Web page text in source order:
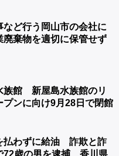
など行う岡山市の会社に
棄物を適切に保管せず
族館 新屋島水族館のリ
プンに向け9月28日で閉館
払わずに給油 詐欺と詐
72歳の男を逮捕 香川県